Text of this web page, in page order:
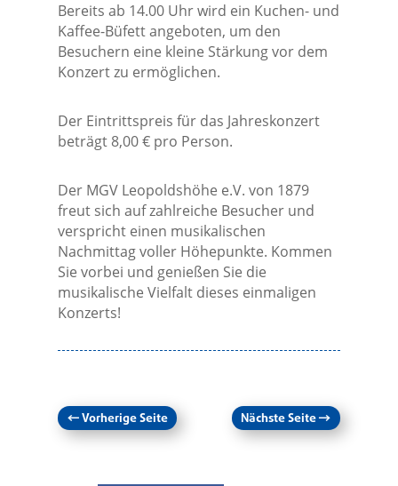
Bereits ab 14.00 Uhr wird ein Kuchen- und
Kaffee-Büfett angeboten, um den
Besuchern eine kleine Stärkung vor dem
Konzert zu ermöglichen.
Der Eintrittspreis für das Jahreskonzert
beträgt 8,00 € pro Person.
Der MGV Leopoldshöhe e.V. von 1879
freut sich auf zahlreiche Besucher und
verspricht einen musikalischen
Nachmittag voller Höhepunkte. Kommen
Sie vorbei und genießen Sie die
musikalische Vielfalt dieses einmaligen
Konzerts!
←Vorherige Seite Nächste Seite→